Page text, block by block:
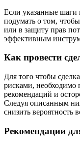
Если указанные шаги
подумать о том,
или в защиту прав
эффективным
Как провести
Для того чтобы
рисками, необходимо
рекомендаций и
Следуя описанным
снизить вероятность
Рекомендации